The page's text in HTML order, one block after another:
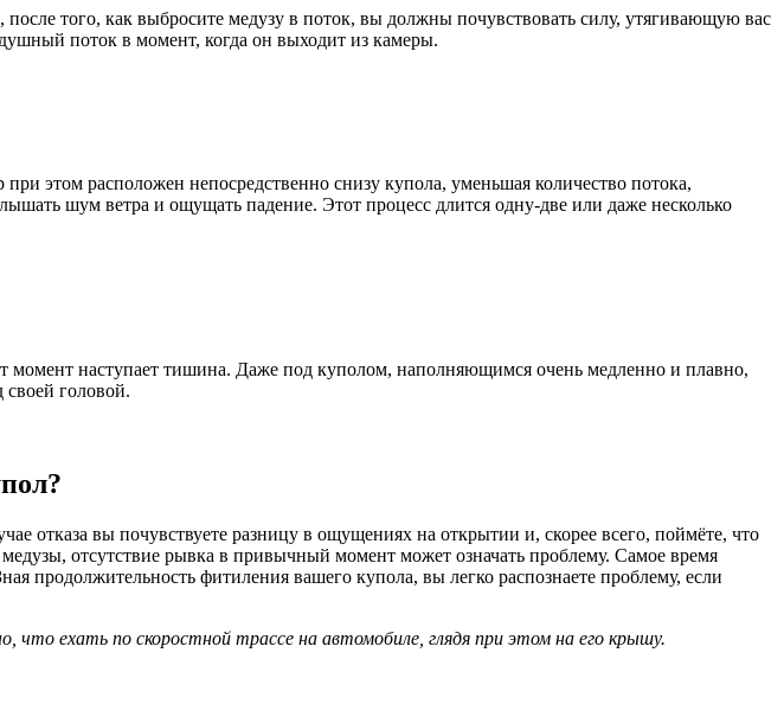
того, как выбросите медузу в поток, вы должны почувствовать силу, утягивающую вас
поток в момент, когда он выходит из камеры.
этом расположен непосредственно снизу купола, уменьшая количество потока,
шум ветра и ощущать падение. Этот процесс длится одну-две или даже несколько
момент наступает тишина. Даже под куполом, наполняющимся очень медленно и плавно,
головой.
отказа вы почувствуете разницу в ощущениях на открытии и, скорее всего, поймёте, что
отсутствие рывка в привычный момент может означать проблему. Самое время
продолжительность фитиления вашего купола, вы легко распознаете проблему, если
что ехать по скоростной трассе на автомобиле, глядя при этом на его крышу.